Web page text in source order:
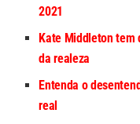
2021
Kate Middleton tem
da realeza
Entenda o
real